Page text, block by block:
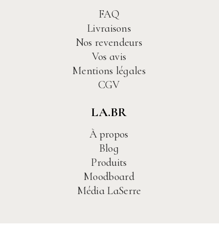
FAQ
Livraisons
Nos revendeurs
Vos avis
Mentions légales
CGV
LA.BR
À propos
Blog
Produits
Moodboard
Média LaSerre